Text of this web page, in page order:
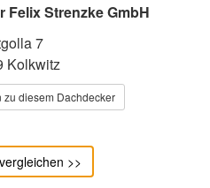
Felix Strenzke GmbH
7
Kolkwitz
zu diesem Dachdecker
>>